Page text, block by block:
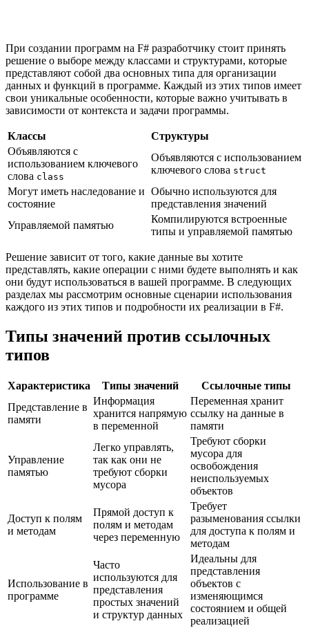
При создании программ на F# разработчику стоит принять
решение о выборе между классами и структурами, которые
представляют собой два основных типа для организации
данных и функций в программе. Каждый из этих типов имеет
свои уникальные особенности, которые важно учитывать в
зависимости от контекста и задачи программы.
Классы
Структуры
Объявляются с
использованием ключевого
слова class
Объявляются с использованием
ключевого слова struct
Могут иметь наследование и
состояние
Обычно используются для
представления значений
Управляемой памятью
Компилируются встроенные
типы и управляемой памятью
Решение зависит от того, какие данные вы хотите
представлять, какие операции с ними будете выполнять и как
они будут использоваться в вашей программе. В следующих
разделах мы рассмотрим основные сценарии использования
каждого из этих типов и подробности их реализации в F#.
Типы значений против ссылочных
типов
Характеристика Типы значений
Ссылочные типы
Представление в
памяти
Информация
хранится напрямую
в переменной
Переменная хранит
ссылку на данные в
памяти
Управление
памятью
Легко управлять,
так как они не
требуют сборки
мусора
Требуют сборки
мусора для
освобождения
неиспользуемых
объектов
Доступ к полям
и методам
Прямой доступ к
полям и методам
через переменную
Требует
разыменования ссылки
для доступа к полям и
методам
Использование в
программе
Часто
используются для
представления
простых значений
и структур данных
Идеальны для
представления
объектов с
изменяющимся
состоянием и общей
реализацией